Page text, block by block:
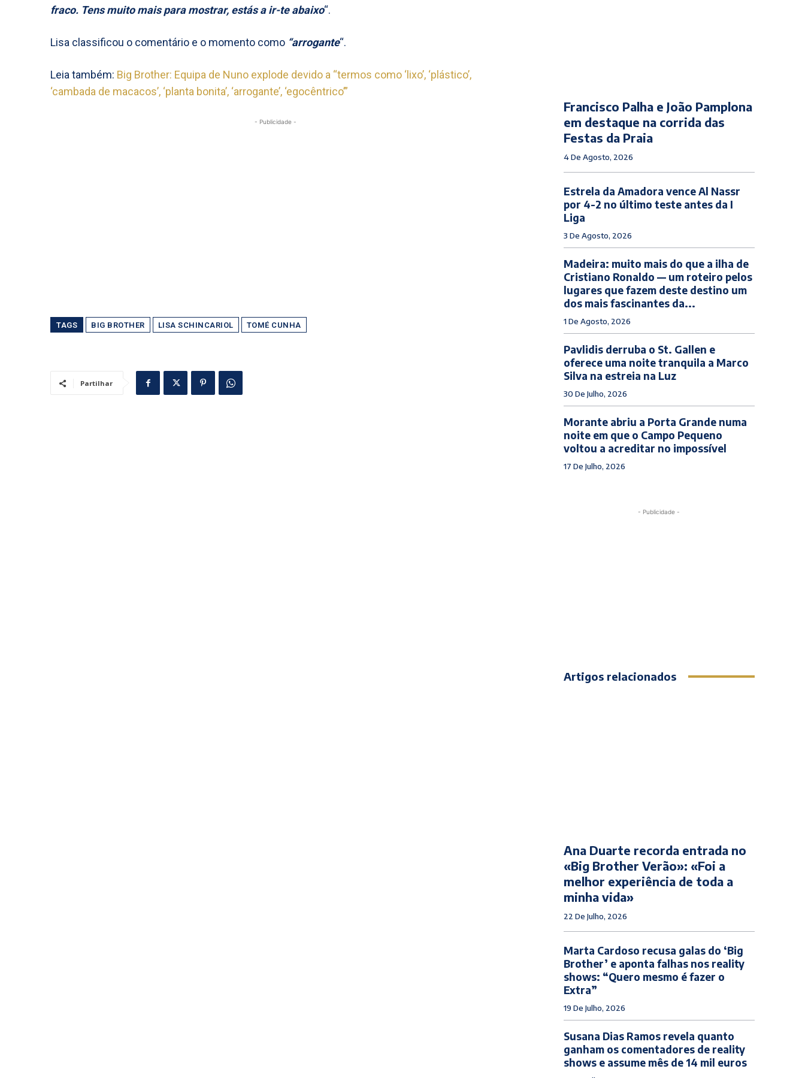
fraco. Tens muito mais para mostrar, estás a ir-te abaixo“.
Lisa classificou o comentário e o momento como “arrogante“.
Leia também: Big Brother: Equipa de Nuno explode devido a “termos como ‘lixo’, ‘plástico’,
‘cambada de macacos’, ‘planta bonita’, ‘arrogante’, ‘egocêntrico’”
- Publicidade -
TAGS BIG BROTHER LISA SCHINCARIOL TOMÉ CUNHA
Partilhar
Francisco Palha e João Pamplona
em destaque na corrida das
Festas da Praia
4 De Agosto, 2026
Estrela da Amadora vence Al Nassr
por 4-2 no último teste antes da I
Liga
3 De Agosto, 2026
Madeira: muito mais do que a ilha de
Cristiano Ronaldo — um roteiro pelos
lugares que fazem deste destino um
dos mais fascinantes da...
1 De Agosto, 2026
Pavlidis derruba o St. Gallen e
oferece uma noite tranquila a Marco
Silva na estreia na Luz
30 De Julho, 2026
Morante abriu a Porta Grande numa
noite em que o Campo Pequeno
voltou a acreditar no impossível
17 De Julho, 2026
- Publicidade -
Artigos relacionados
Ana Duarte recorda entrada no
«Big Brother Verão»: «Foi a
melhor experiência de toda a
minha vida»
22 De Julho, 2026
Marta Cardoso recusa galas do ‘Big
Brother’ e aponta falhas nos reality
shows: “Quero mesmo é fazer o
Extra”
19 De Julho, 2026
Susana Dias Ramos revela quanto
ganham os comentadores de reality
shows e assume mês de 14 mil euros